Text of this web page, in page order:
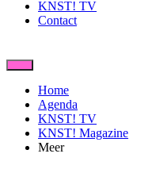
KNST! TV
Contact
Home
Agenda
KNST! TV
KNST! Magazine
Meer